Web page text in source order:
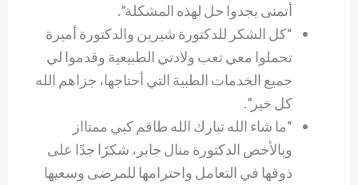
أتمنى يجدوا حل لهذه المشكلة”.
“كل الشكر للدكتورة شيرين والدكتورة أميرة
تحملوا معي تعب ولادتي الطبيعية وقدموا لي
جميع الخدمات الطبية التي أحتاجها، جزاهم الله
كل خير”.
“ما شاء الله تبارك الله طاقم كبي ممتااز
وبالأخص الدكتورة منال جابر، شكرًا جدًا على
ذوقها في التعامل واحترامها للمرضى وسعيها